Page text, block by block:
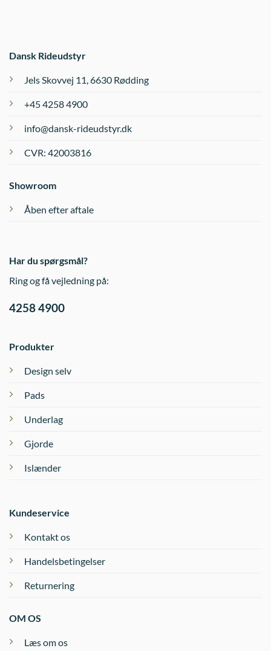
Dansk Rideudstyr
Jels Skovvej 11, 6630 Rødding
+45 4258 4900
info@dansk-rideudstyr.dk
CVR: 42003816
Showroom
Åben efter aftale
Produkter
Design selv
Pads
Underlag
Gjorde
Islænder
Kundeservice
Kontakt os
Handelsbetingelser
Returnering
OM OS
Læs om os
Har du spørgsmål?
Ring og få vejledning på:
4258 4900